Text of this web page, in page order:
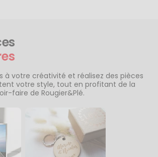
à votre créativité et réalisez des pièces
votre style, tout en profitant de la
faire de Rougier&Plé.